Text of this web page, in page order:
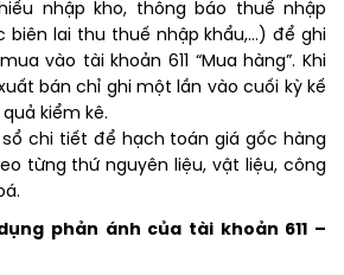
nhập kho, thông báo thuế nhập
biên lai thu thuế nhập khẩu,…) để ghi
vào tài khoản 611 “Mua hàng”. Khi
bán chỉ ghi một lần vào cuối kỳ kế
kiểm kê.
chi tiết để hạch toán giá gốc hàng
từng thứ nguyên liệu, vật liệu, công
phản ánh của tài khoản 611 –